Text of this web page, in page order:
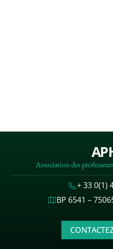
Association des
+ 33 0(1)
BP 6541 –